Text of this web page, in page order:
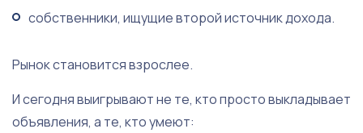
собственники, ищущие второй источник дохода.
Рынок становится взрослее.
И сегодня выигрывают не те, кто просто выкладывает
объявления, а те, кто умеют: